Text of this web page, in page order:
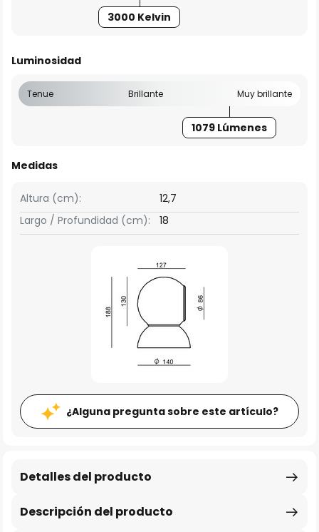
3000 Kelvin
Luminosidad
Tenue Brillante Muy brillante
1079 Lúmenes
Medidas
Altura (cm):
12,7
Largo / Profundidad (cm):
18
¿Alguna pregunta sobre este artículo?
Descripción del producto
Detalles del producto